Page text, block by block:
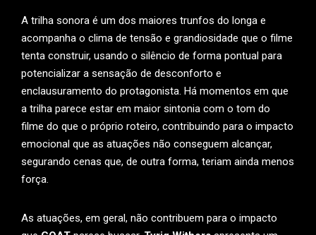
A trilha sonora é um dos maiores trunfos do longa e
acompanha o clima de tensão e grandiosidade que o filme
tenta construir, usando o silêncio de forma pontual para
potencializar a sensação de desconforto e
enclausuramento do protagonista. Há momentos em que
a trilha parece estar em maior sintonia com o tom do
filme do que o próprio roteiro, contribuindo para o impacto
emocional que as atuações não conseguem alcançar,
segurando cenas que, de outra forma, teriam ainda menos
força.
As atuações, em geral, não contribuem para o impacto